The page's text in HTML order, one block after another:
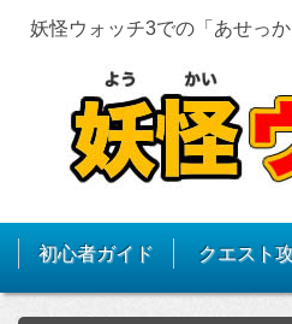
妖怪ウォッチ3での「あせっ
初心者ガイド クエスト